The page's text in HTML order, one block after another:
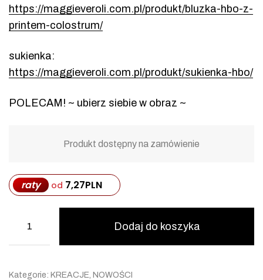
https://maggieveroli.com.pl/produkt/bluzka-hbo-z-
printem-colostrum/
sukienka:
https://maggieveroli.com.pl/produkt/sukienka-hbo/
POLECAM! ~ ubierz siebie w obraz ~
Produkt dostępny na zamówienie
raty od 7,27PLN
Dodaj do koszyka
Kategorie: KREACJE NOWOŚCI